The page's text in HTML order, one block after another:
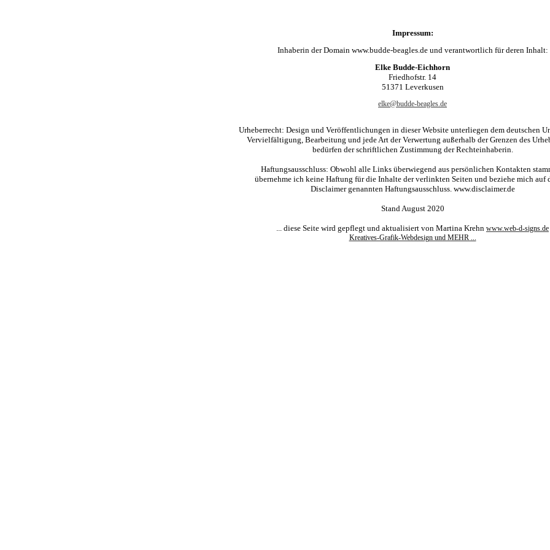
Impressum:
Inhaberin der Domain www.budde-beagles.de und verantwortlich für deren Inhalt:
Elke Budde-Eichhorn
Friedhofstr. 14
51371 Leverkusen
elke@budde-beagles.de
Urheberrecht: Design und Veröffentlichungen in dieser Website unterliegen dem deutschen
Vervielfältigung, Bearbeitung und jede Art der Verwertung außerhalb der Grenzen des
bedürfen der schriftlichen Zustimmung der Rechteinhaberin.
Haftungsausschluss: Obwohl alle Links überwiegend aus persönlichen Kontakten
übernehme ich keine Haftung für die Inhalte der verlinkten Seiten und beziehe mich auf
Disclaimer genannten Haftungsausschluss. www.disclaimer.de
Stand August 2020
... diese Seite wird gepflegt und aktualisiert von Martina Krehn www.web-d-signs.de
Kreatives-Grafik-Webdesign und MEHR ...